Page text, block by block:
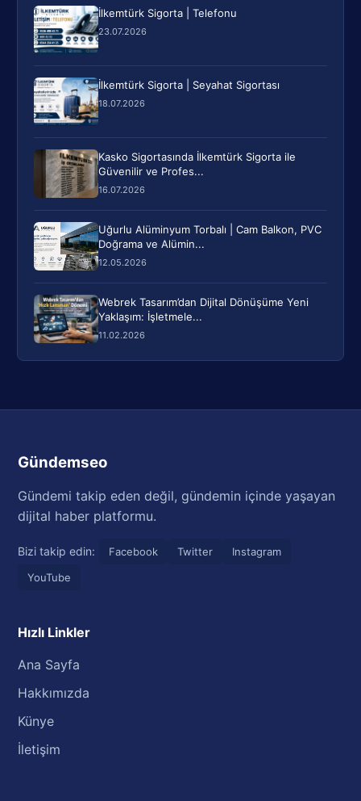
İlkemtürk Sigorta | Telefonu
23.07.2026
İlkemtürk Sigorta | Seyahat Sigortası
18.07.2026
Kasko Sigortasında İlkemtürk Sigorta ile
Güvenilir ve Profes...
16.07.2026
Uğurlu Alüminyum Torbalı | Cam Balkon, PVC
Doğrama ve Alümin...
12.05.2026
Webrek Tasarım’dan Dijital Dönüşüme Yeni
Yaklaşım: İşletmele...
11.02.2026
Gündemseo
Gündemi takip eden değil, gündemin içinde yaşayan
dijital haber platformu.
Bizi takip edin: Facebook Twitter
Instagram
YouTube
Hızlı Linkler
Ana Sayfa
Hakkımızda
Künye
İletişim